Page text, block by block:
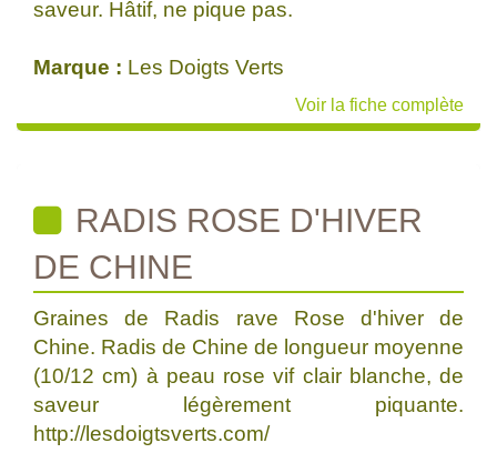
saveur. Hâtif, ne pique pas.
Marque : Les Doigts Verts
Voir la fiche complète
RADIS ROSE D'HIVER
DE CHINE
Graines de Radis rave Rose d'hiver de
Chine. Radis de Chine de longueur moyenne
(10/12 cm) à peau rose vif clair blanche, de
saveur légèrement piquante.
http://lesdoigtsverts.com/